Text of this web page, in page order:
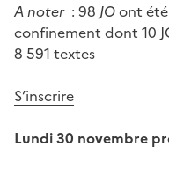
A noter : 98 JOont
confinement dont 10
8 591 textes
S’inscrire
Lundi 30 novembre